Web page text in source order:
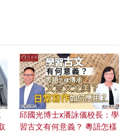
邱國光博士x潘詠儀校長：學
習古文有何意義？ 粵語怎樣